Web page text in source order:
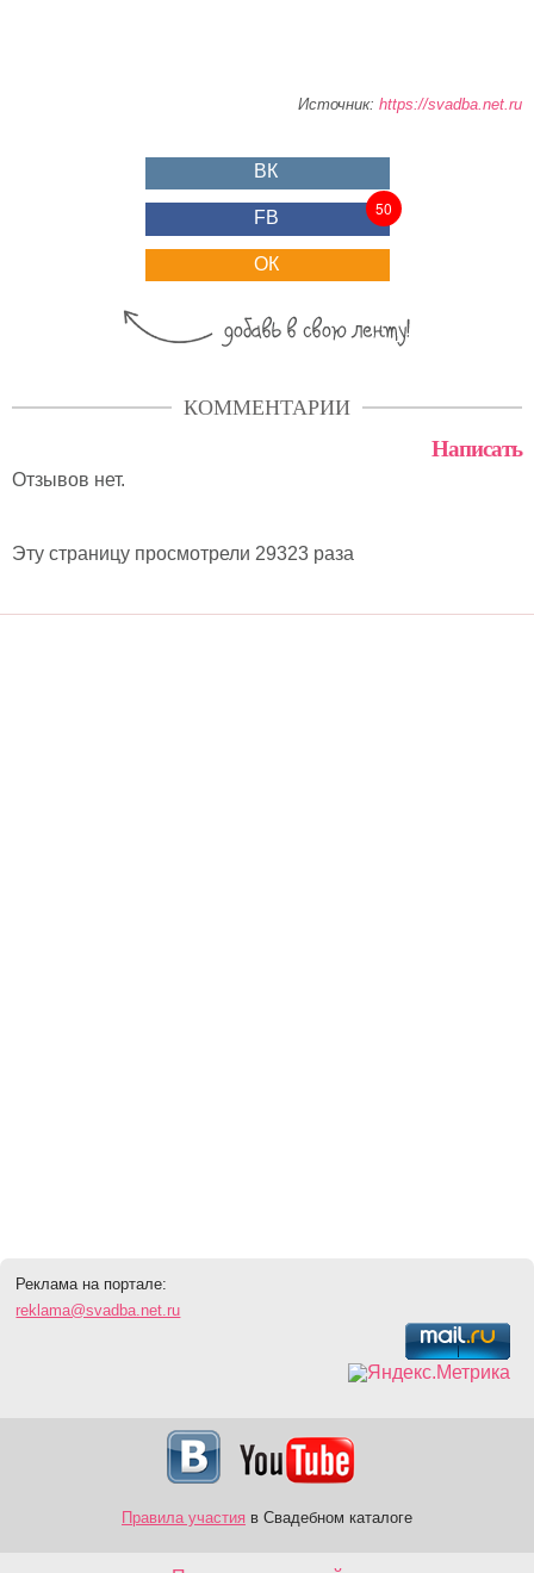
Источник: https://svadba.net.ru
ВК
FB 50
ОК
КОММЕНТАРИИ
Написать
Отзывов нет.
Эту страницу просмотрели 29323 раза
Реклама на портале:
reklama@svadba.net.ru
Правила участия в Свадебном каталоге